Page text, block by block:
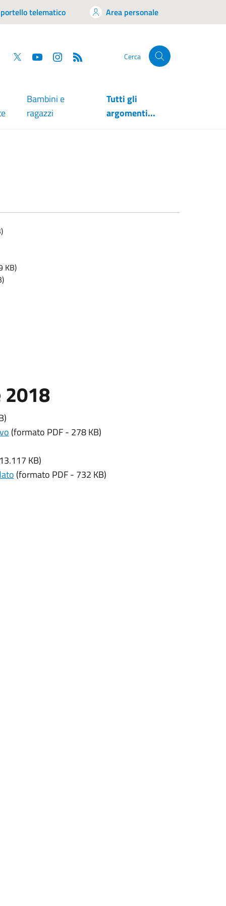
telematico Area personale
Facebook
Twitter YouTube Cerca
Bambini e
ragazzi
Tutti gli
argomenti...
KB)
(formato PDF - 278 KB)
KB)
(formato PDF - 732 KB)